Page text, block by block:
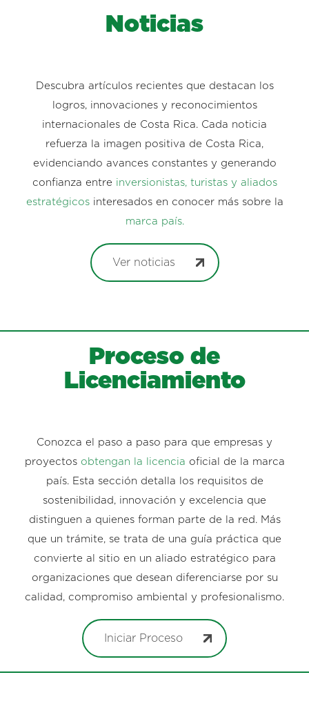
Noticias
Descubra artículos recientes que destacan los
logros, innovaciones y reconocimientos
internacionales de Costa Rica. Cada noticia
refuerza la imagen positiva de Costa Rica,
evidenciando avances constantes y generando
confianza entre inversionistas, turistas y aliados
estratégicos interesados en conocer más sobre la
marca país.
Ver noticias
Proceso de
Licenciamiento
Conozca el paso a paso para que empresas y
proyectos obtengan la licencia oficial de la marca
país. Esta sección detalla los requisitos de
sostenibilidad, innovación y excelencia que
distinguen a quienes forman parte de la red. Más
que un trámite, se trata de una guía práctica que
convierte al sitio en un aliado estratégico para
organizaciones que desean diferenciarse por su
calidad, compromiso ambiental y profesionalismo.
Iniciar Proceso